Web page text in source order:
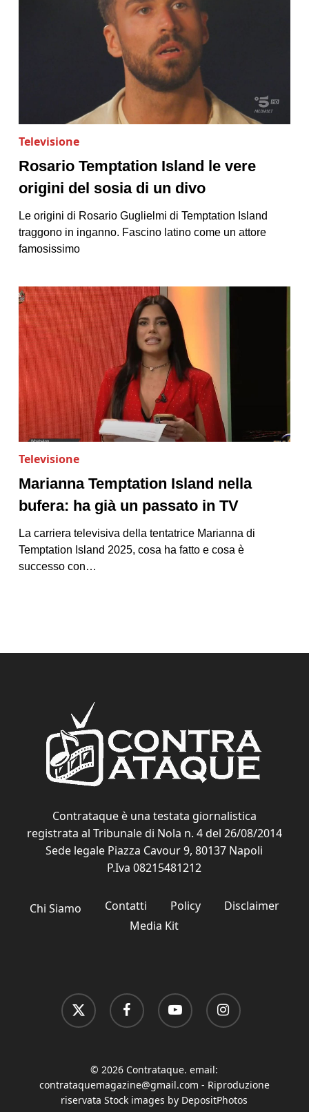
Televisione
Rosario Temptation Island le vere
origini del sosia di un divo
Le origini di Rosario Guglielmi di Temptation Island
traggono in inganno. Fascino latino come un attore
famosissimo
Televisione
Marianna Temptation Island nella
bufera: ha già un passato in TV
La carriera televisiva della tentatrice Marianna di
Temptation Island 2025, cosa ha fatto e cosa è
successo con…
Contrataque è una testata giornalistica
registrata al Tribunale di Nola n. 4 del 26/08/2014
Sede legale Piazza Cavour 9, 80137 Napoli
P.Iva 08215481212
Chi Siamo Contatti Policy
Disclaimer
Media Kit
x-
twitter
facebook youtube instagram
© 2026 Contrataque. email:
contrataquemagazine@gmail.com - Riproduzione
riservata Stock images by DepositPhotos